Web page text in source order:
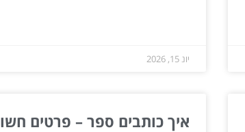
יונ 15, 2026
איך כותבים ספר – פרטים